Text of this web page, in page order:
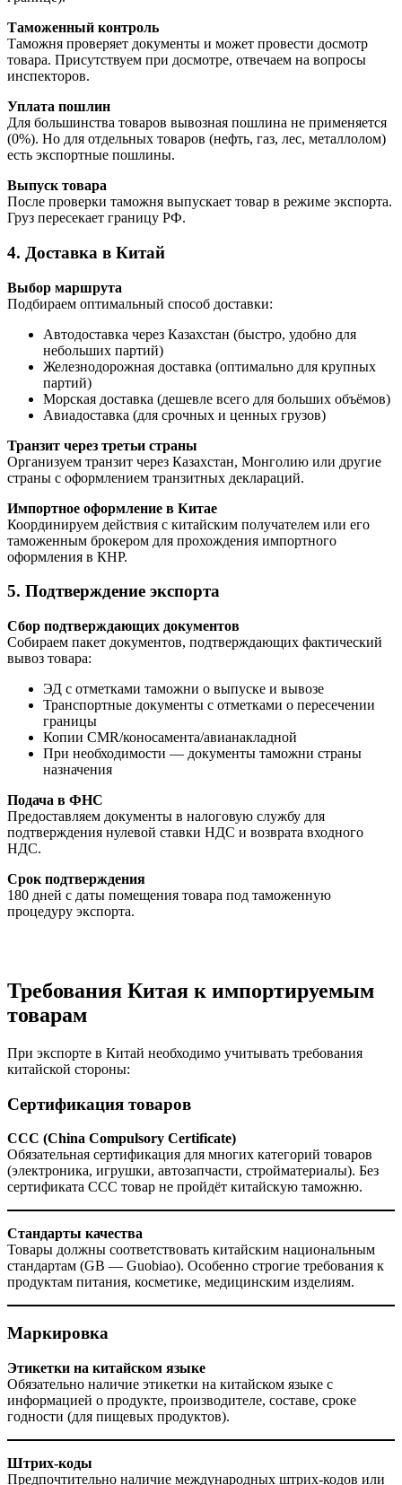
Таможенный контроль
Таможня проверяет документы и может провести досмотр
товара. Присутствуем при досмотре, отвечаем на вопросы
инспекторов.
Уплата пошлин
Для большинства товаров вывозная пошлина не применяется
(0%). Но для отдельных товаров (нефть, газ, лес, металлолом)
есть экспортные пошлины.
Выпуск товара
После проверки таможня выпускает товар в режиме экспорта.
Груз пересекает границу РФ.
4. Доставка в Китай
Выбор маршрута
Подбираем оптимальный способ доставки:
Автодоставка через Казахстан (быстро, удобно для
небольших партий)
Железнодорожная доставка (оптимально для крупных
партий)
Морская доставка (дешевле всего для больших объёмов)
Авиадоставка (для срочных и ценных грузов)
Транзит через третьи страны
Организуем транзит через Казахстан, Монголию или другие
страны с оформлением транзитных деклараций.
Импортное оформление в Китае
Координируем действия с китайским получателем или его
таможенным брокером для прохождения импортного
оформления в КНР.
5. Подтверждение экспорта
Сбор подтверждающих документов
Собираем пакет документов, подтверждающих фактический
вывоз товара:
ЭД с отметками таможни о выпуске и вывозе
Транспортные документы с отметками о пересечении
границы
Копии CMR/коносамента/авианакладной
При необходимости — документы таможни страны
назначения
Подача в ФНС
Предоставляем документы в налоговую службу для
подтверждения нулевой ставки НДС и возврата входного
НДС.
Срок подтверждения
180 дней с даты помещения товара под таможенную
процедуру экспорта.
Требования Китая к импортируемым
товарам
При экспорте в Китай необходимо учитывать требования
китайской стороны:
Сертификация товаров
CCC (China Compulsory Certificate)
Обязательная сертификация для многих категорий товаров
(электроника, игрушки, автозапчасти, стройматериалы). Без
сертификата CCC товар не пройдёт китайскую таможню.
Стандарты качества
Товары должны соответствовать китайским национальным
стандартам (GB — Guobiao). Особенно строгие требования к
продуктам питания, косметике, медицинским изделиям.
Маркировка
Этикетки на китайском языке
Обязательно наличие этикетки на китайском языке с
информацией о продукте, производителе, составе, сроке
годности (для пищевых продуктов).
Штрих-коды
Предпочтительно наличие международных штрих-кодов или